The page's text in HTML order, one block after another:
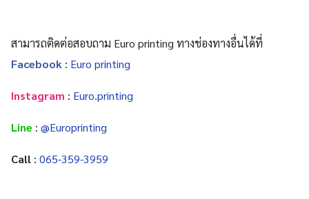
สามารถติดต่อสอบถาม Euro printing ทางช่องทางอื่นได้ที่
Facebook : Euro printing
Instagram : Euro.printing
Line : @Europrinting
Call : 065-359-3959